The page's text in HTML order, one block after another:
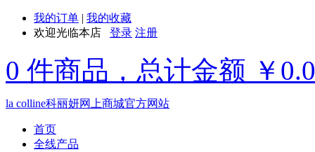
我的订单 | 我的收藏
欢迎光临本店 登录 注册
0 件商品，总计金额 ￥
la colline科丽妍网上商城官方网站
首页
全线产品